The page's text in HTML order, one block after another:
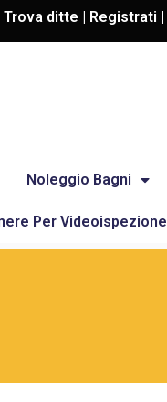
Trova ditte | Registrati |
Noleggio Bagni
Per Videoispezione